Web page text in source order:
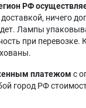
РФ
ничего
Лампы
при перевозке.
платежом с
город РФ